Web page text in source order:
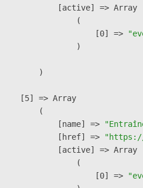
            [active] => Array
                (
                    [0] =>
                )
        )
    [5] => Array
        (
            [name] =>
            [href] =>
            [active] => Array
                (
                    [0] =>